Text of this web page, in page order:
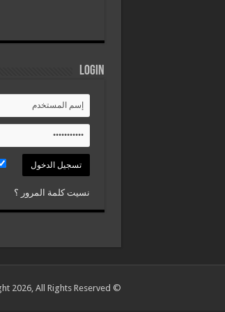
Login
نسيت كلمة المرور ؟
© Copyright 2026, All Rights Reserved